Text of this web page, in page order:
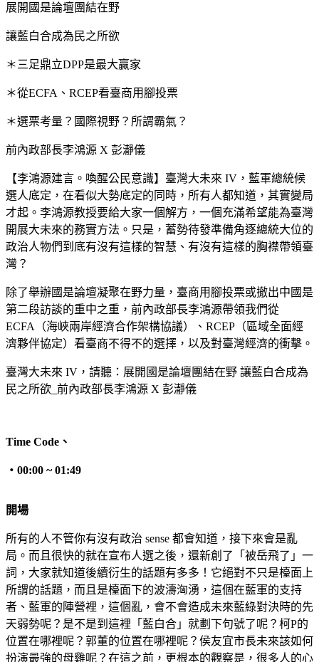
展開國是論壇團結在野
讓藍白合成為民之所欲
＊三足鼎立DPP是最大贏家
＊從ECFA、RCEP看臺商用腳投票
＊選票考量？國際視野？所謂霸氣？
前內政部長李鴻源 X 彭瀞儀
【李鴻源建言。喚醒公民意識】臺灣大未來 IV，藍軍總統候
選人底定，在看似大勢底定的同時，所有人都知道，其實變局
才起。李鴻源教授要給大家一個解方，一個充滿希望能為臺灣
開展大未來的務實方法。只是，蓄勢待發準備角逐總統大位的
政治人物們到底有沒有這樣的智慧、有沒有這樣的胸襟帶領臺
灣？
除了舉辦國是論壇凝聚在野力量，臺商用腳投票或撤出中國是
第二段訪談的重中之重，前內政部長李鴻源帶領我們從
ECFA（海峽兩岸經濟合作架構協議）、RCEP（區域全面經
濟夥伴協定）看臺商不得不的選擇，以及對臺灣經濟的衝擊。
臺灣大未來 IV，請聽：展開國是論壇團結在野 讓藍白合成為
民之所欲_前內政部長李鴻源 X 彭瀞儀
Time Code 、
・ 00:00 ~ 01:49
開場
所有的人不管你有沒有政治 sense 都會知道，接下來會是亂
局。而且很快的就在宣布人選之後，還新創了「被岳飛了」一
詞，大家就知道後續衍生的話題有多多！它絕對不只是檯面上
所謂的話題，而且是檯面下的波濤洶湧，這個在藍軍的支持
者、藍軍的陣營裡，這個亂，會不會造成未來藍綠對決時的先
天弱勢呢？是不是到這裡「藍白合」就劃下句號了呢？柯P的
位置在哪裡呢？郭董的位置在哪裡呢？侯友宜市長未來該如何
扮演最強的母雞呢？在這之前，更根本的觀察是，很多人的心